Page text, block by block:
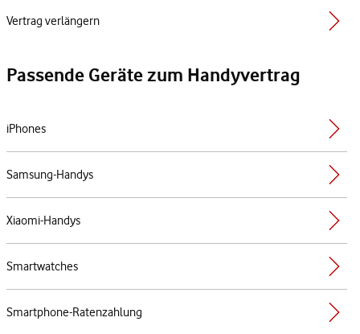
Vertrag verlängern
Passende Geräte zum Handyvertrag
iPhones
Samsung-Handys
Xiaomi-Handys
Smartwatches
Smartphone-Ratenzahlung